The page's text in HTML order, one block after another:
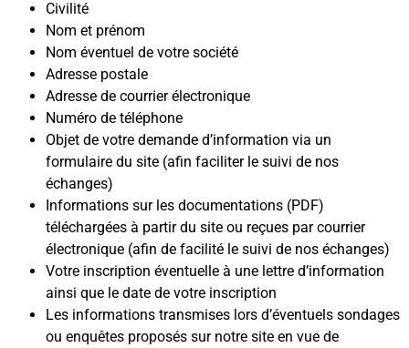
Civilité
Nom et prénom
Nom éventuel de votre société
Adresse postale
Adresse de courrier électronique
Numéro de téléphone
Objet de votre demande d’information via un
formulaire du site (afin faciliter le suivi de nos
échanges)
Informations sur les documentations (PDF)
téléchargées à partir du site ou reçues par courrier
électronique (afin de facilité le suivi de nos échanges)
Votre inscription éventuelle à une lettre d’information
ainsi que le date de votre inscription
Les informations transmises lors d’éventuels sondages
ou enquêtes proposés sur notre site en vue de